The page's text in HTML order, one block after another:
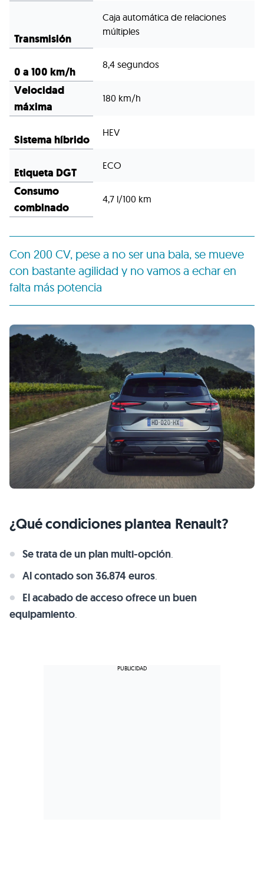
Transmisión
Caja automática de relaciones
múltiples
0 a 100 km/h
8,4 segundos
Velocidad
máxima
180 km/h
Sistema híbrido
HEV
Etiqueta DGT
ECO
Consumo
combinado
4,7 l/100 km
Con 200 CV, pese a no ser una bala, se mueve
con bastante agilidad y no vamos a echar en
falta más potencia
¿Qué condiciones plantea Renault?
Se trata de un plan multi-opción.
Al contado son 36.874 euros.
El acabado de acceso ofrece un buen
equipamiento.